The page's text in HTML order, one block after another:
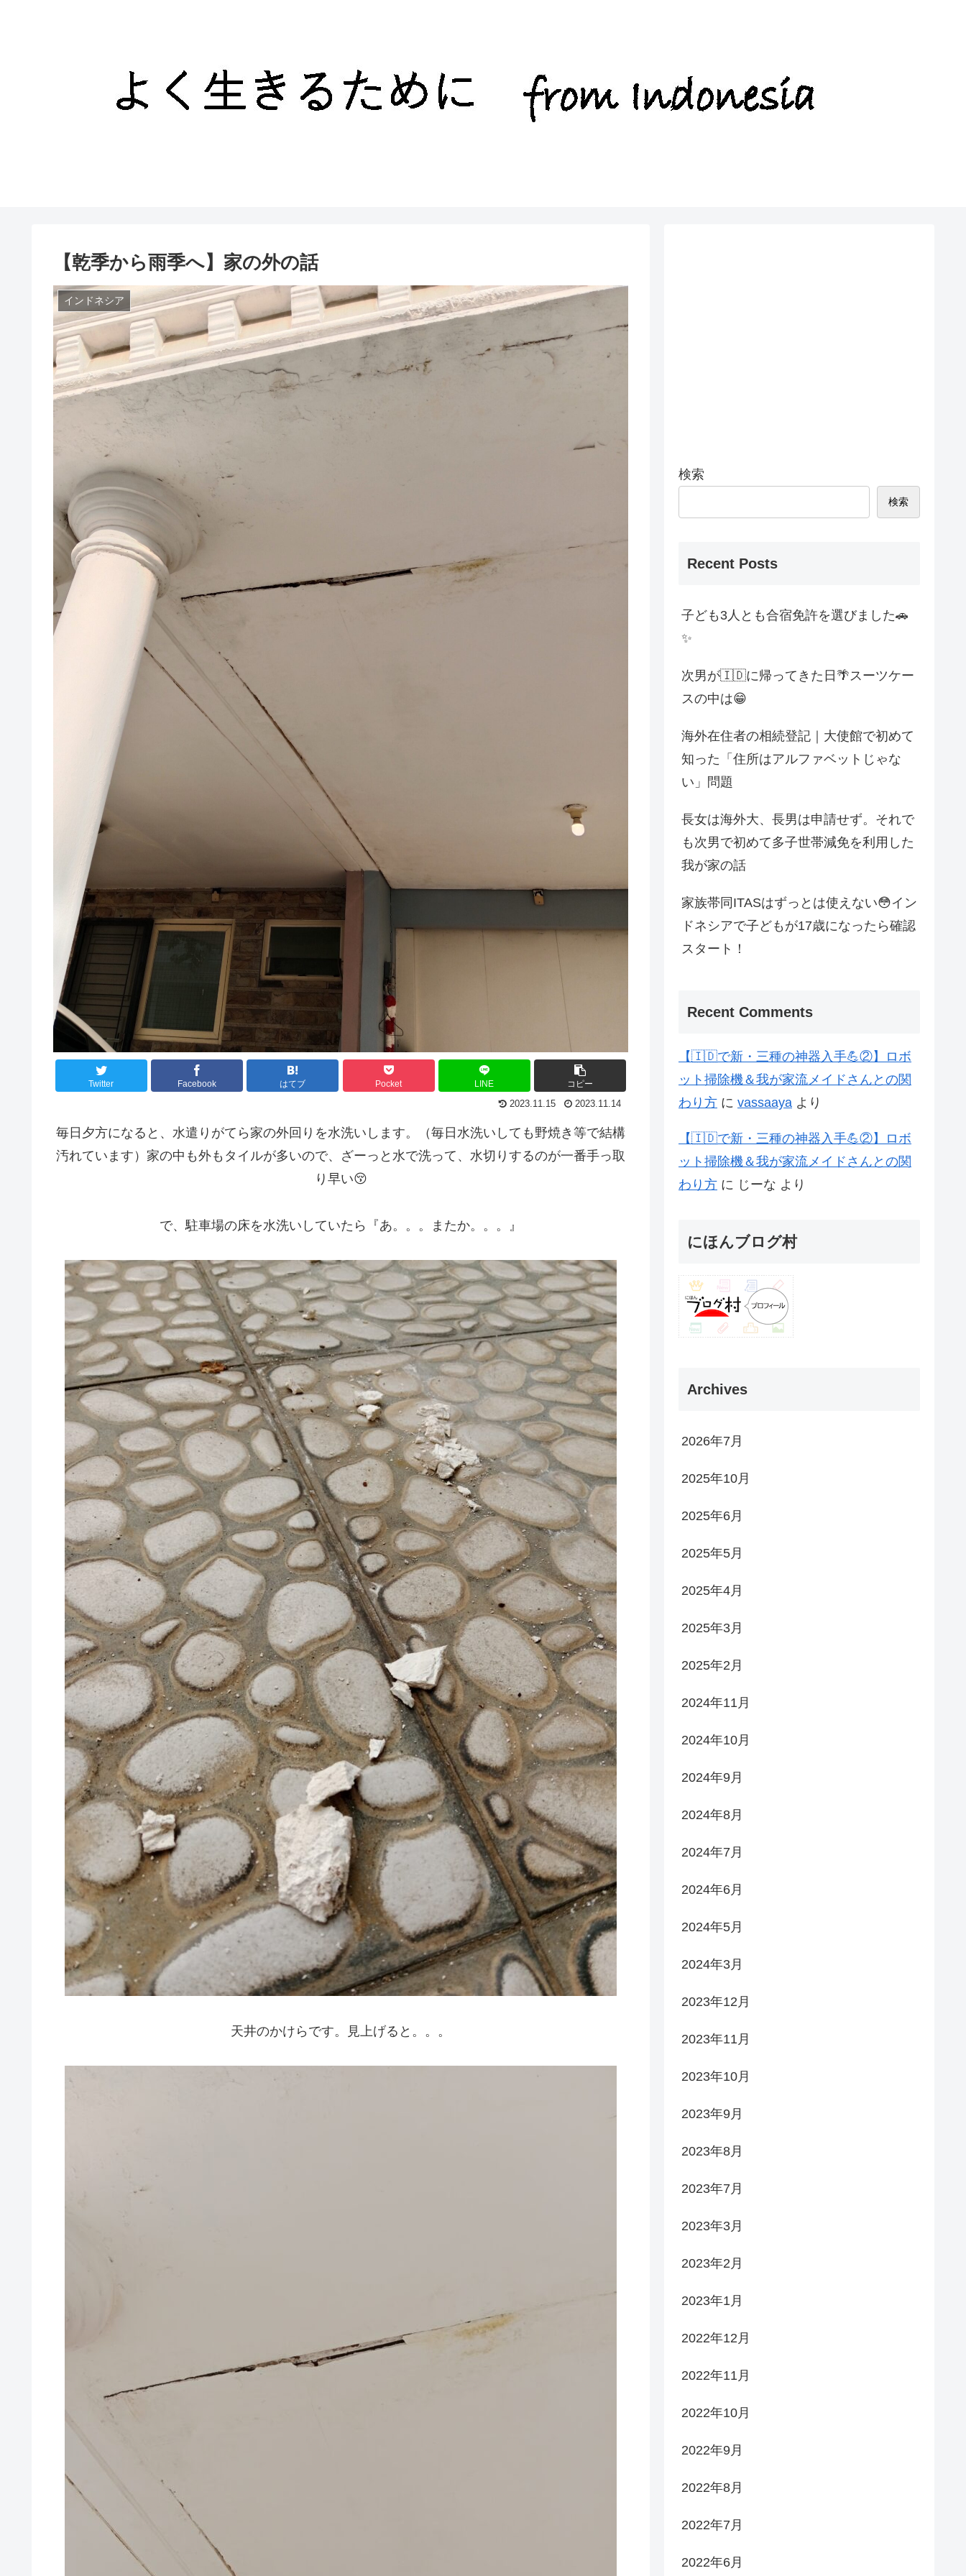
【乾季から雨季へ】家の外の話
インドネシア
Twitter Facebook はてブ Pocket LINE コピー
2023.11.15 2023.11.14
毎日夕方になると、水遣りがてら家の外回りを水洗いします。（毎日水洗いしても野焼き等で結構
汚れています）家の中も外もタイルが多いので、ざーっと水で洗って、水切りするのが一番手っ取
り早い😚
で、駐車場の床を水洗いしていたら『あ。。。またか。。。』
天井のかけらです。見上げると。。。
検索
検索
Recent Posts
子ども3人とも合宿免許を選びました🚗
✨
次男が🇮🇩に帰ってきた日🌴スーツケー
スの中は😁
海外在住者の相続登記｜大使館で初めて
知った「住所はアルファベットじゃな
い」問題
長女は海外大、長男は申請せず。それで
も次男で初めて多子世帯減免を利用した
我が家の話
家族帯同ITASはずっとは使えない😳イン
ドネシアで子どもが17歳になったら確認
スタート！
Recent Comments
【🇮🇩で新・三種の神器入手💪②】ロボ
ット掃除機＆我が家流メイドさんとの関
わり方 に vassaaya より
【🇮🇩で新・三種の神器入手💪②】ロボ
ット掃除機＆我が家流メイドさんとの関
わり方 に じーな より
にほんブログ村
Archives
2026年7月
2025年10月
2025年6月
2025年5月
2025年4月
2025年3月
2025年2月
2024年11月
2024年10月
2024年9月
2024年8月
2024年7月
2024年6月
2024年5月
2024年3月
2023年12月
2023年11月
2023年10月
2023年9月
2023年8月
2023年7月
2023年3月
2023年2月
2023年1月
2022年12月
2022年11月
2022年10月
2022年9月
2022年8月
2022年7月
2022年6月